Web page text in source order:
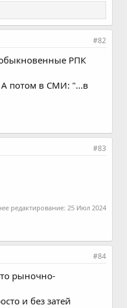
#82
обыкновенные РПК
А потом в СМИ: "...в
#83
редактирование: 25 Июл 2024
#84
то рыночно-
и без затей